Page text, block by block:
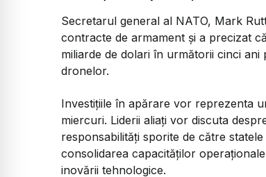
Secretarul general al NATO, Mark
contracte de armament și a precizat
miliarde de dolari în următorii cinci
dronelor.
Investițiile în apărare vor reprezenta
miercuri. Liderii aliați vor discuta
responsabilități sporite de către
consolidarea capacităților
inovării tehnologice.